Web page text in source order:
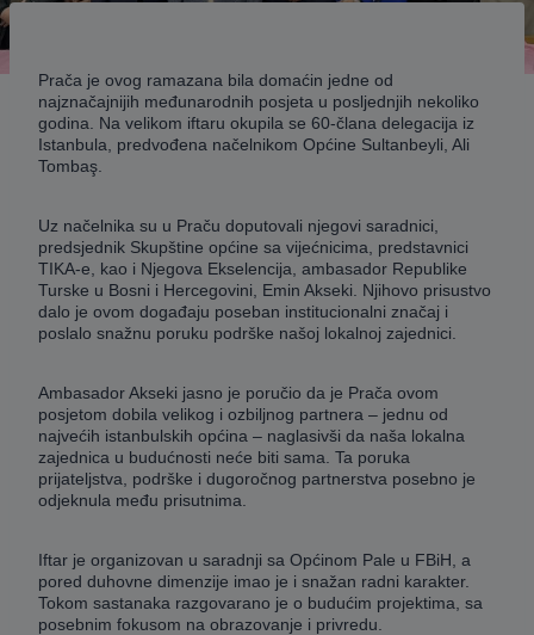
Prača je ovog ramazana bila domaćin jedne od
najznačajnijih međunarodnih posjeta u posljednjih nekoliko
godina. Na velikom iftaru okupila se 60-člana delegacija iz
Istanbula, predvođena načelnikom Općine Sultanbeyli, Ali
Tombaş.
Uz načelnika su u Praču doputovali njegovi saradnici,
predsjednik Skupštine općine sa vijećnicima, predstavnici
TIKA-e, kao i Njegova Ekselencija, ambasador Republike
Turske u Bosni i Hercegovini, Emin Akseki. Njihovo prisustvo
dalo je ovom događaju poseban institucionalni značaj i
poslalo snažnu poruku podrške našoj lokalnoj zajednici.
Ambasador Akseki jasno je poručio da je Prača ovom
posjetom dobila velikog i ozbiljnog partnera – jednu od
najvećih istanbulskih općina – naglasivši da naša lokalna
zajednica u budućnosti neće biti sama. Ta poruka
prijateljstva, podrške i dugoročnog partnerstva posebno je
odjeknula među prisutnima.
Iftar je organizovan u saradnji sa Općinom Pale u FBiH, a
pored duhovne dimenzije imao je i snažan radni karakter.
Tokom sastanaka razgovarano je o budućim projektima, sa
posebnim fokusom na obrazovanje i privredu.